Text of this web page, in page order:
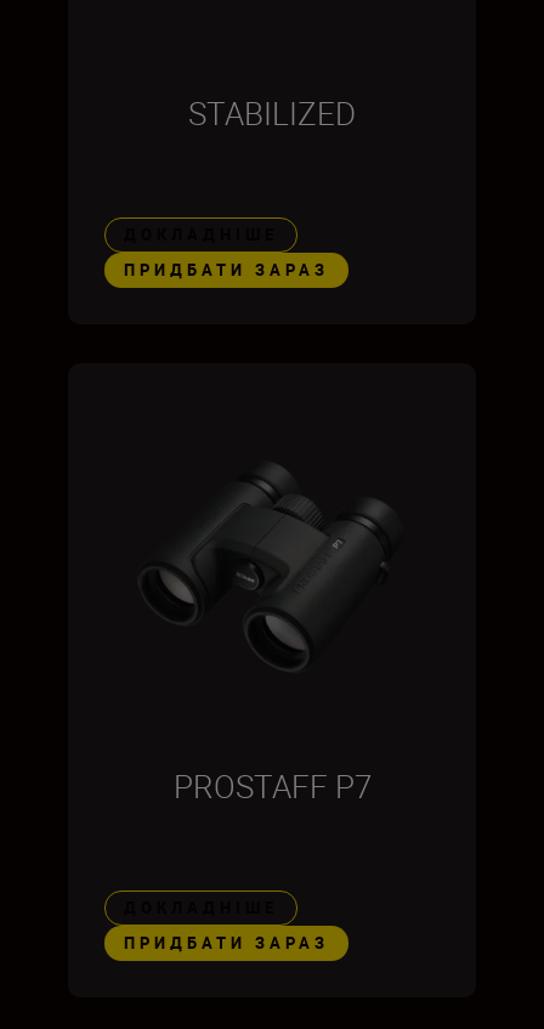
STABILIZED
ПРИДБАТИ ЗАРАЗ
PROSTAFF P7
ПРИДБАТИ ЗАРАЗ